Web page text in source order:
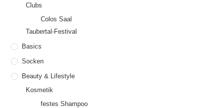
Clubs
Colos Saal
Taubertal-Festival
Basics
Socken
Beauty & Lifestyle
Kosmetik
festes Shampoo